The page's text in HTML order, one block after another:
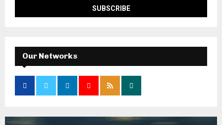
Our Networks